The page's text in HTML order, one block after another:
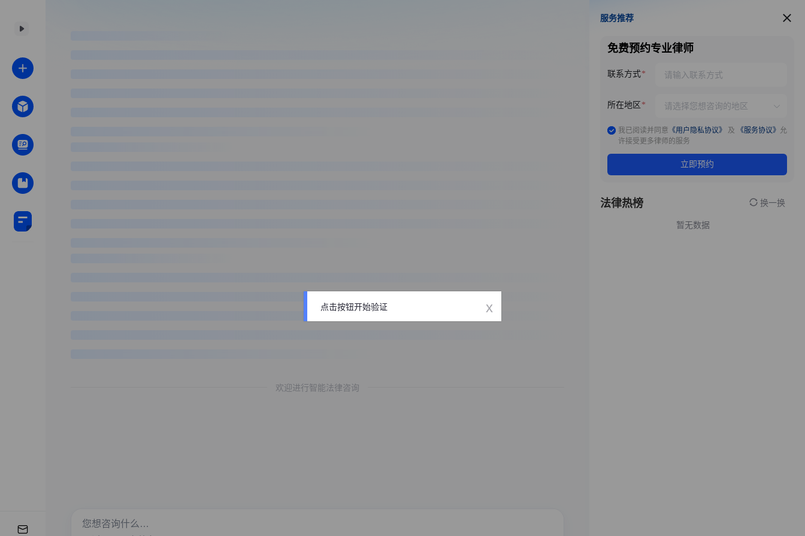
欢迎进行智能法律咨询
服务推荐
服务推荐
免费预约专业律师
联系方式
所在地区
我已阅读并同意 《用户隐私协议》 及 《服务协议》 允
许接受更多律师的服务
立即预约
法律热榜 换一换
暂无数据
点击按钮开始验证 x